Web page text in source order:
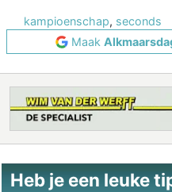
kampioenschap, seconds
Maak
Heb je een leuke